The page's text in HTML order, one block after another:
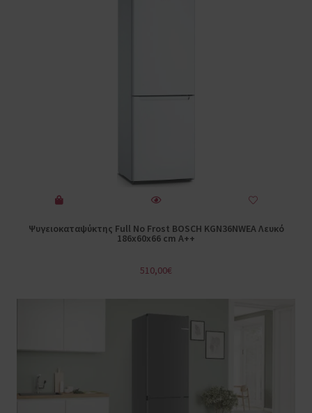
Ψυγειοκαταψύκτης Full No Frost BOSCH KGN36NWEA Λευκό
186x60x66 cm A++
510,00€